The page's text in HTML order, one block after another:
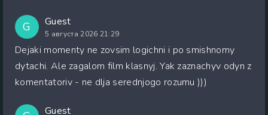
G Guest
5 августа 2026 21:29
Dejaki momenty ne zovsim logichni i po smishnomy
dytachi. Ale zagalom film klasnyj. Yak zaznachyv odyn z
komentatoriv - ne dlja serednjogo rozumu )))
Guest